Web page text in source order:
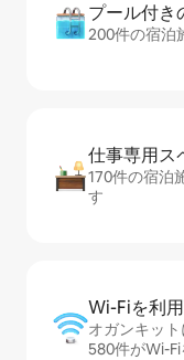
プール付き
200件の宿泊
仕事専用ス⁠
170件の宿泊
す
Wi-Fiを利⁠
オガンキッ
580件がWi-